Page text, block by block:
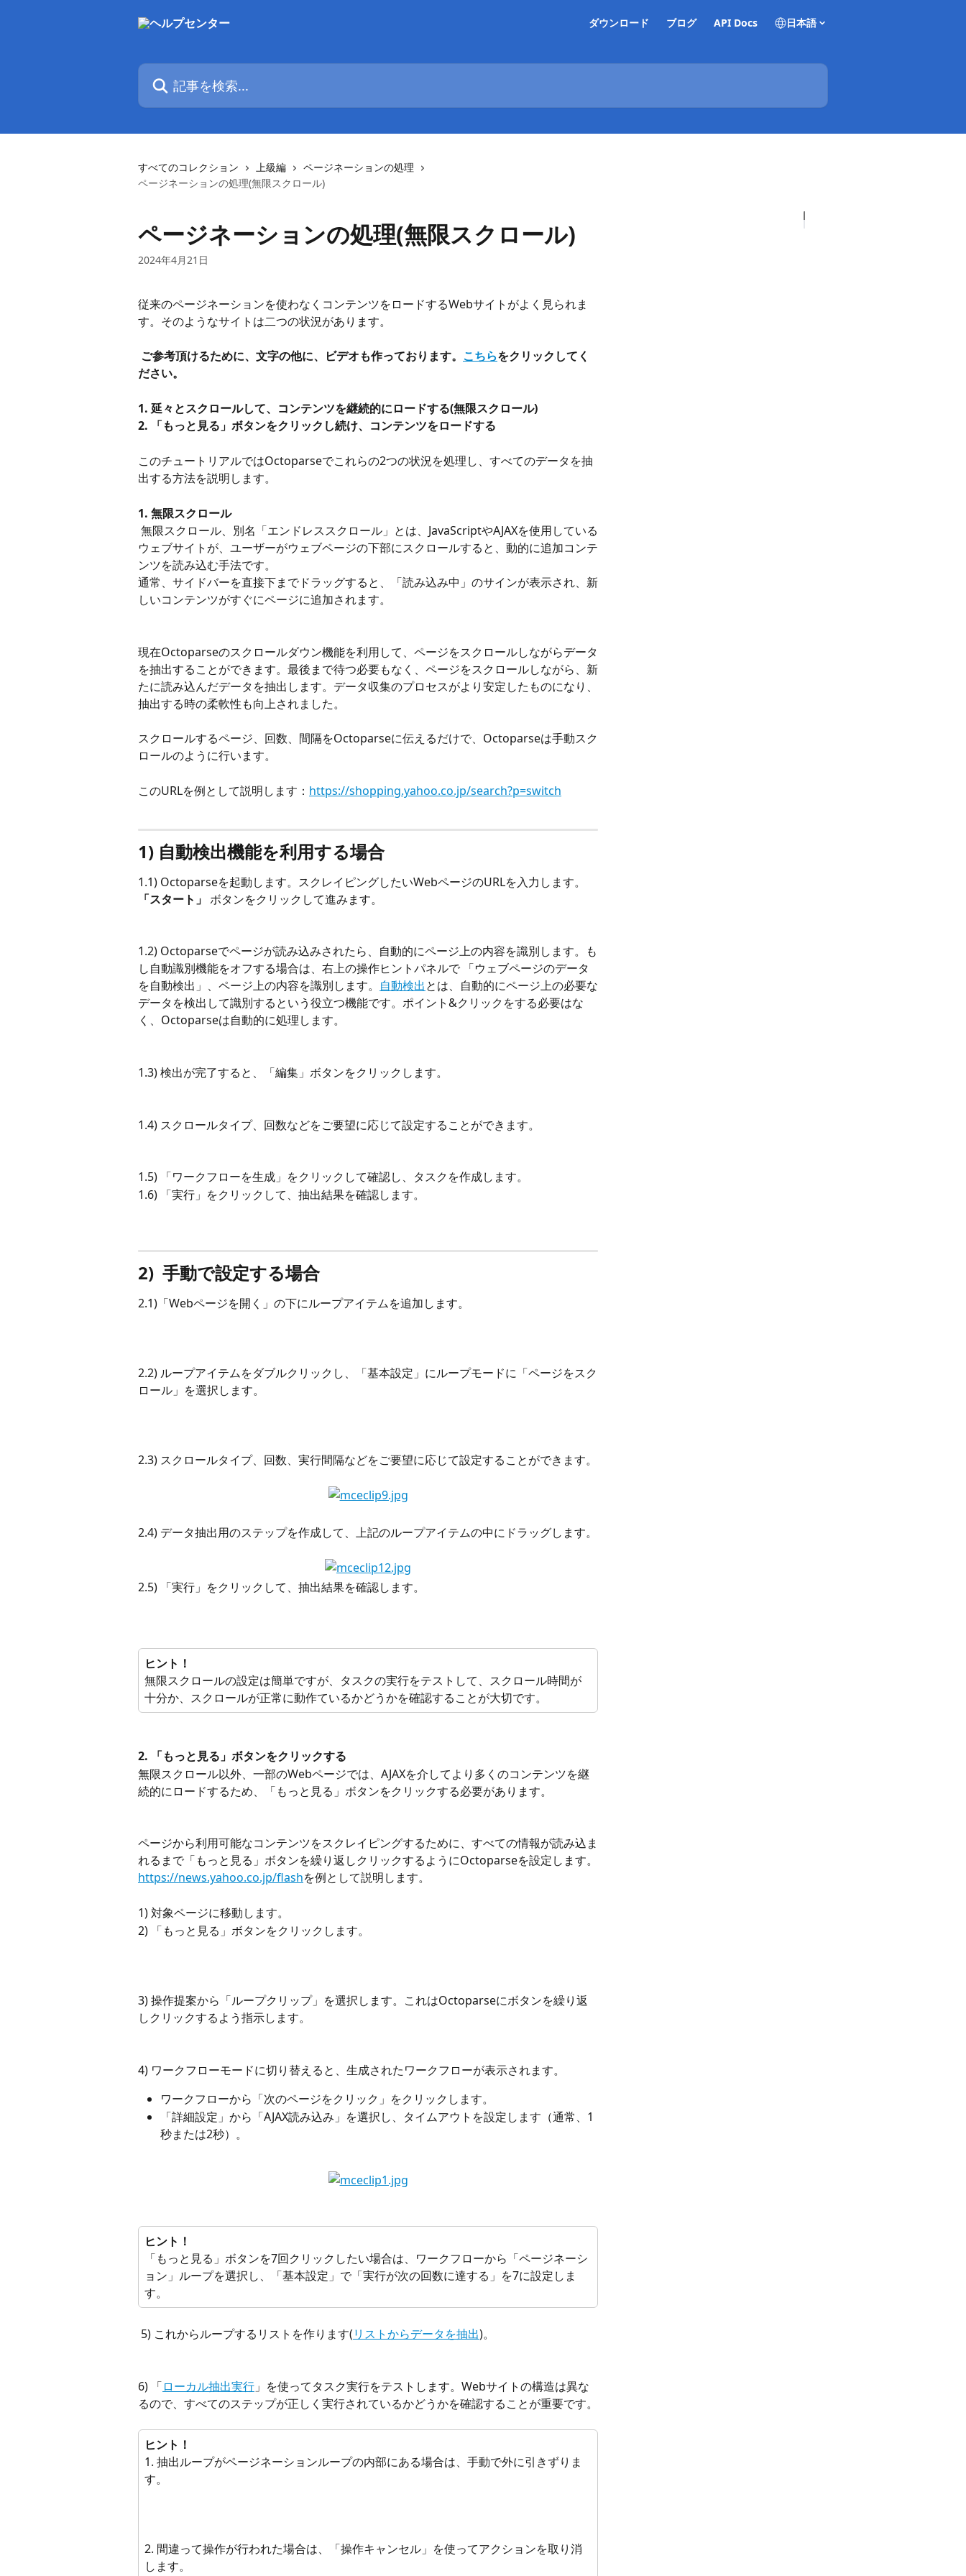
ダウンロード ブログ API Docs 日本語
記事を検索...
すべてのコレクション 上級編
ページネーションの処理
ページネーションの処理(無限スクロール)
ページネーションの処理(無限スクロール)
2024年4月21日
従来のページネーションを使わなくコンテンツをロードするWebサイトがよく見られま
す。そのようなサイトは二つの状況があります。
ご参考頂けるために、文字の他に、ビデオも作っております。 こちらをクリックしてく
ださい。
1. 延々とスクロールして、コンテンツを継続的にロードする(無限スクロール)
2. 「もっと見る」ボタンをクリックし続け、コンテンツをロードする
このチュートリアルではOctoparseでこれらの2つの状況を処理し、すべてのデータを抽
出する方法を説明します。
1. 無限スクロール
ウェブサイトが、ユーザーがウェブページの下部にスクロールすると、動的に追加コンテ
ンツを読み込む手法です。
通常、サイドバーを直接下までドラッグすると、「読み込み中」のサインが表示され、新
しいコンテンツがすぐにページに追加されます。
現在Octoparseのスクロールダウン機能を利用して、ページをスクロールしながらデータ
を抽出することができます。最後まで待つ必要もなく、ページをスクロールしながら、新
たに読み込んだデータを抽出します。データ収集のプロセスがより安定したものになり、
抽出する時の柔軟性も向上されました。
スクロールするページ、回数、間隔をOctoparseに伝えるだけで、Octoparseは手動スク
ロールのように行います。
このURLを例として説明します： https://shopping.yahoo.co.jp/search?p=switch
1) 自動検出機能を利用する場合
1.1) Octoparseを起動します。スクレイピングしたいWebページのURLを入力します。
「スタート」 ボタンをクリックして進みます。
1.2) Octoparseでページが読み込みされたら、自動的にページ上の内容を識別します。も
し自動識別機能をオフする場合は、右上の操作ヒントパネルで 「ウェブページのデータ
を自動検出」、ページ上の内容を識別します。 自動検出とは、自動的にページ上の必要な
データを検出して識別するという役立つ機能です。ポイント&クリックをする必要はな
く、Octoparseは自動的に処理します。
1.3) 検出が完了すると、「編集」ボタンをクリックします。
1.4) スクロールタイプ、回数などをご要望に応じて設定することができます。
1.5) 「ワークフローを生成」をクリックして確認し、タスクを作成します。
1.6) 「実行」をクリックして、抽出結果を確認します。
2)  手動で設定する場合
2.1)「Webページを開く」の下にループアイテムを追加します。
2.2) ループアイテムをダブルクリックし、「基本設定」にループモードに「ページをスク
ロール」を選択します。
2.3) スクロールタイプ、回数、実行間隔などをご要望に応じて設定することができます。
2.4) データ抽出用のステップを作成して、上記のループアイテムの中にドラッグします。
2.5) 「実行」をクリックして、抽出結果を確認します。
ヒント！
無限スクロールの設定は簡単ですが、タスクの実行をテストして、スクロール時間が
十分か、スクロールが正常に動作ているかどうかを確認することが大切です。
2. 「もっと見る」ボタンをクリックする
無限スクロール以外、一部のWebページでは、AJAXを介してより多くのコンテンツを継
続的にロードするため、「もっと見る」ボタンをクリックする必要があります。
ページから利用可能なコンテンツをスクレイピングするために、すべての情報が読み込ま
れるまで「もっと見る」ボタンを繰り返しクリックするようにOctoparseを設定します。
https://news.yahoo.co.jp/flashを例として説明します。
1) 対象ページに移動します。
2) 「もっと見る」ボタンをクリックします。
3) 操作提案から「ループクリップ」を選択します。これはOctoparseにボタンを繰り返
しクリックするよう指示します。
4) ワークフローモードに切り替えると、生成されたワークフローが表示されます。
ワークフローから「次のページをクリック」をクリックします。
「詳細設定」から「AJAX読み込み」を選択し、タイムアウトを設定します（通常、1
秒または2秒）。
ヒント！
「もっと見る」ボタンを7回クリックしたい場合は、ワークフローから「ページネーシ
ョン」ループを選択し、「基本設定」で「実行が次の回数に達する」を7に設定しま
す。
5) これからループするリストを作ります(リストからデータを抽出)。
6) 「ローカル抽出実行 」を使ってタスク実行をテストします。Webサイトの構造は異な
るので、すべてのステップが正しく実行されているかどうかを確認することが重要です。
ヒント！
1. 抽出ループがページネーションループの内部にある場合は、手動で外に引きずりま
す。
2. 間違って操作が行われた場合は、「操作キャンセル」を使ってアクションを取り消
します。